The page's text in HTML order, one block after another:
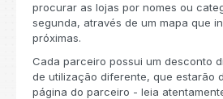
procurar as lojas por nomes ou
segunda, através de um mapa que
próximas.
Cada parceiro possui um desconto
de utilização diferente, que estarão
página do parceiro - leia